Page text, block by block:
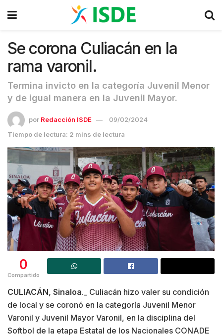
Se corona Culiacán en la
rama varonil.
Termina invicto en la categoría Juvenil Menor
y de igual manera en la Juvenil Mayor.
por Redacción ISDE
09/02/2024
Tiempo de lectura: 2 mins de lectura
0
Compartido
CULIACÁN, Sinaloa._ Culiacán hizo valer su condición
de local y se coronó en la categoría Juvenil Menor
Varonil y Juvenil Mayor Varonil, en la disciplina del
Softbol de la etapa Estatal de los Nacionales CONADE